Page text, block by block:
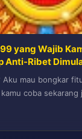
yang Wajib
Anti-Ribet
Aku mau bongkar
coba sekarang